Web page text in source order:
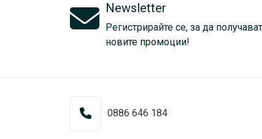
Newsletter
Регистрирайте се, за да
новите промоции!
0886 646 184